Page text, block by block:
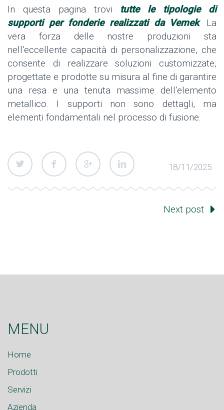
In questa pagina trovi tutte le tipologie di
supporti per fonderie realizzati da Vemek. La
vera forza delle nostre produzioni sta
nell’eccellente capacità di personalizzazione, che
consente di realizzare soluzioni customizzate,
progettate e prodotte su misura al fine di garantire
una resa e una tenuta massime dell’elemento
metallico. I supporti non sono dettagli, ma
elementi fondamentali nel processo di fusione.
18/11/2025
Next post
MENU
Home
Prodotti
Servizi
Azienda